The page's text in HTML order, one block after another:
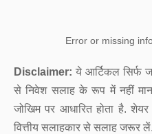
Error or missing
Disclaimer: ये आर्टिकल सिर्फ
से निवेश सलाह के रूप में नहीं
जोखिम पर आधारित होता है.
वित्तीय सलाहकार से सलाह जरूर लें.